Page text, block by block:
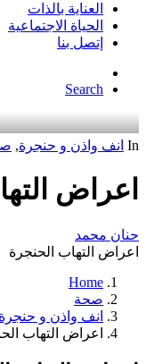
العناية بالذات
الحياة الاجتماعية
إتصل بنا
Search
In انف واذن و حنجرة,
اعراض
حنان محمد
اعراض التهاب الحنجرة
Home
صحة
انف واذن و حنجرة
اعراض التهاب